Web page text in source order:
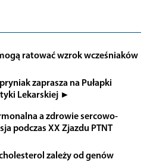
ratować wzrok wcześniaków
zaprasza na Pułapki
Lekarskiej ►
a zdrowie sercowo-
podczas XX Zjazdu PTNT
zależy od genów